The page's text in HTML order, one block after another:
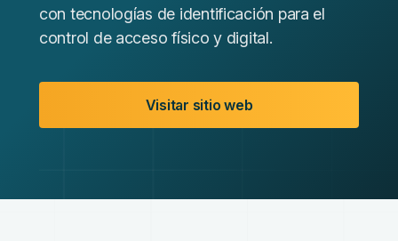
con tecnologías de identificación para el
control de acceso físico y digital.
Visitar sitio web